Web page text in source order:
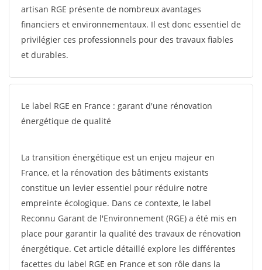
artisan RGE présente de nombreux avantages
financiers et environnementaux. Il est donc essentiel de
privilégier ces professionnels pour des travaux fiables
et durables.
Le label RGE en France : garant d'une rénovation
énergétique de qualité
La transition énergétique est un enjeu majeur en
France, et la rénovation des bâtiments existants
constitue un levier essentiel pour réduire notre
empreinte écologique. Dans ce contexte, le label
Reconnu Garant de l'Environnement (RGE) a été mis en
place pour garantir la qualité des travaux de rénovation
énergétique. Cet article détaillé explore les différentes
facettes du label RGE en France et son rôle dans la